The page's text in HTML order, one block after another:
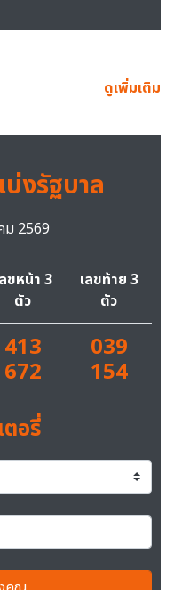
ดูเพิ่มเติม
งรัฐบาล
ม 2569
ขหน้า 3
ตัว
เลขท้าย 3
ตัว
413
672
039
154
อรี่